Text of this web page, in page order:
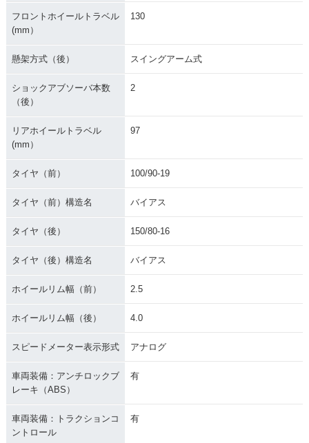
フロントホイールトラベル
(mm）
130
懸架方式（後） スイングアーム式
ショックアブソーバ本数
（後）
2
リアホイールトラベル
(mm）
97
タイヤ（前） 100/90-19
タイヤ（前）構造名 バイアス
タイヤ（後） 150/80-16
タイヤ（後）構造名 バイアス
ホイールリム幅（前） 2.5
ホイールリム幅（後） 4.0
スピードメーター表示形式 アナログ
車両装備：アンチロックブ
レーキ（ABS）
有
車両装備：トラクションコ
ントロール
有